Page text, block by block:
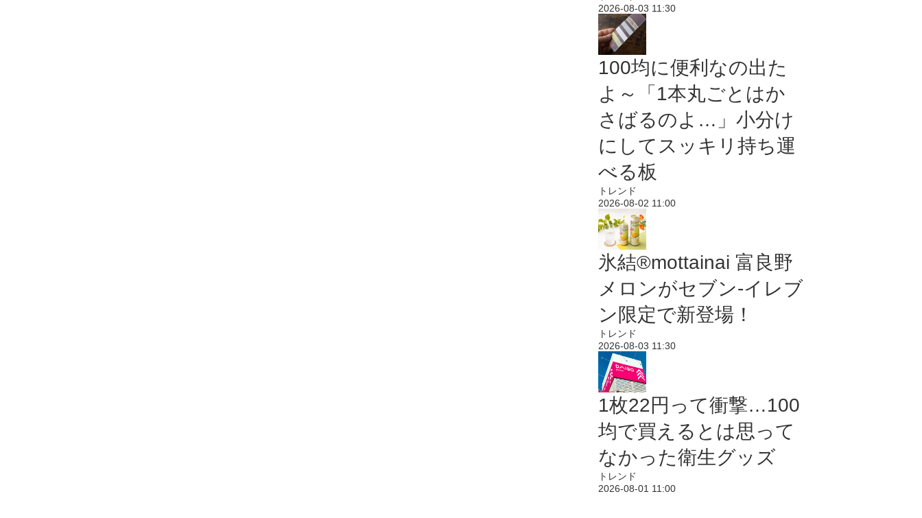
2026-08-03 11:30
100均に便利なの出た
よ～「1本丸ごとはか
さばるのよ…」小分け
にしてスッキリ持ち運
べる板
トレンド
2026-08-02 11:00
氷結®mottainai 富良野
メロンがセブン‐イレブ
ン限定で新登場！
トレンド
2026-08-03 11:30
1枚22円って衝撃…100
均で買えるとは思って
なかった衛生グッズ
トレンド
2026-08-01 11:00